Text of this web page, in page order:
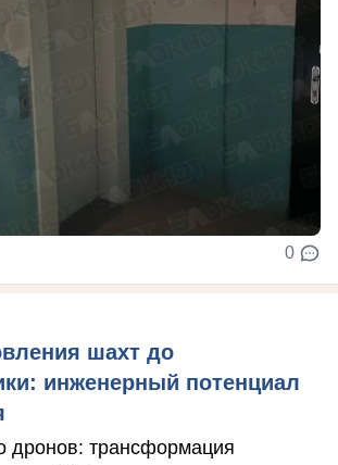
0
шахт до
инженерный потенциал
дронов: трансформация